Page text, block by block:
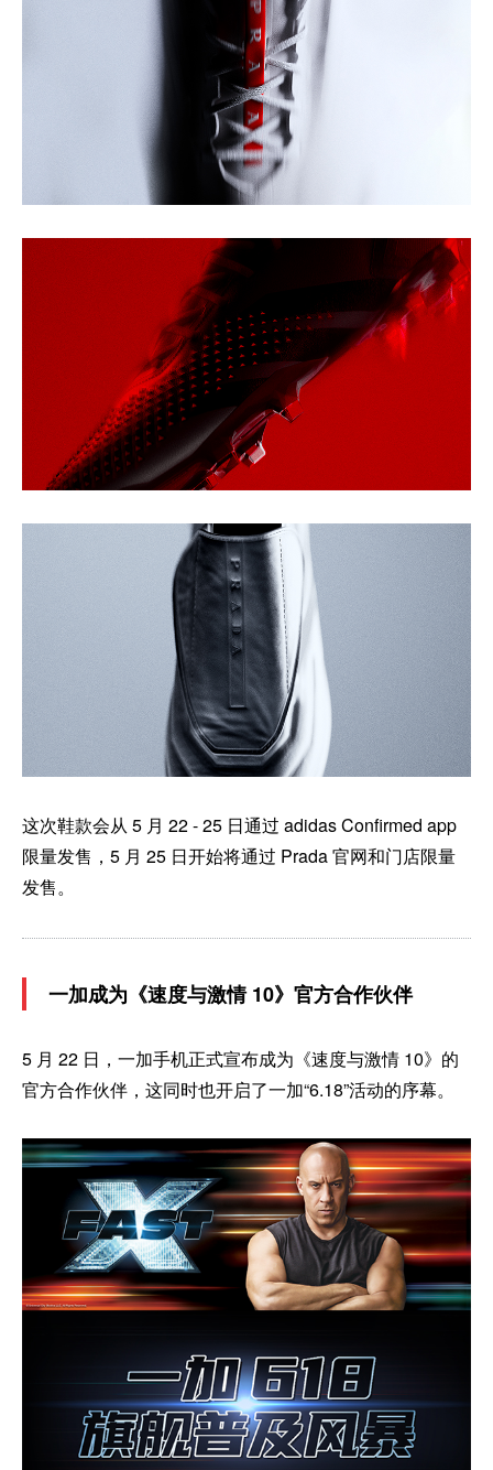
这次鞋款会从 5 月 22 - 25 日通过 adidas Confirmed app
限量发售，5 月 25 日开始将通过 Prada 官网和门店限量
发售。
一加成为《速度与激情 10》官方合作伙伴
5 月 22 日，一加手机正式宣布成为《速度与激情 10》的
官方合作伙伴，这同时也开启了一加“6.18”活动的序幕。